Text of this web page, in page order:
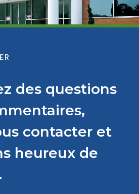
des questions
contacter et
heureux de